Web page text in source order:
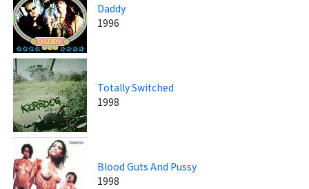
Daddy
1996
Totally Switched
1998
Blood Guts And Pussy
1998